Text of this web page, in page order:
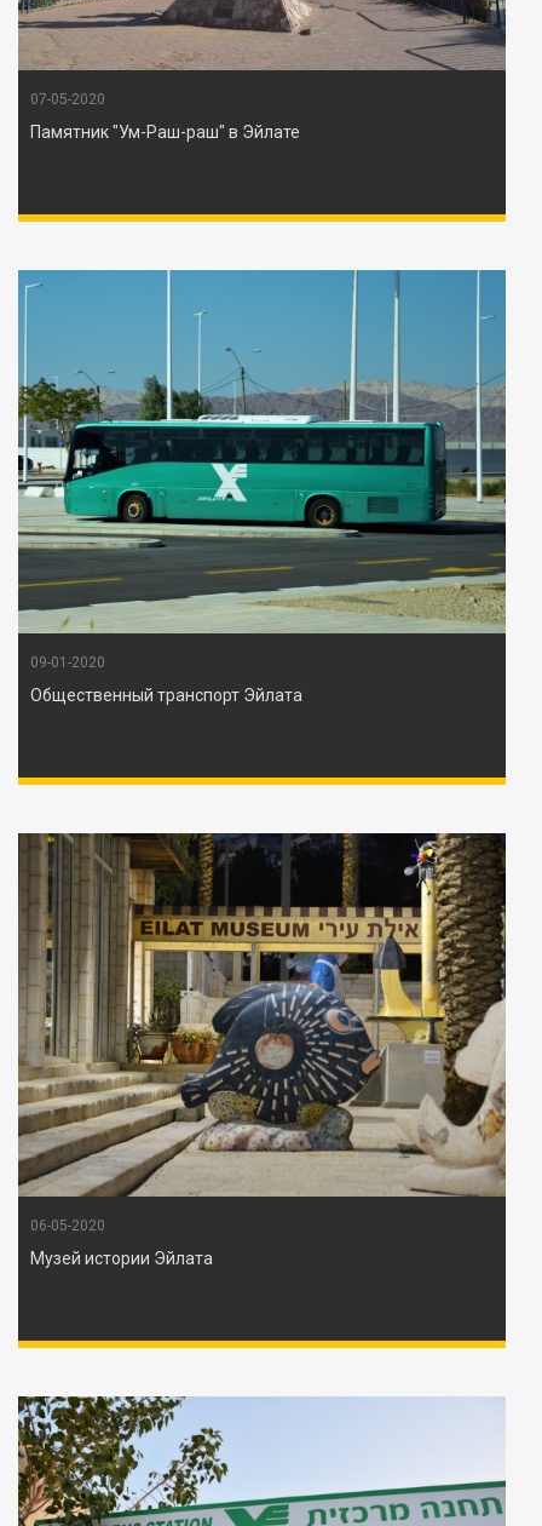
07-05-2020
Памятник "Ум-Раш-раш" в Эйлате
09-01-2020
Общественный транспорт Эйлата
06-05-2020
Музей истории Эйлата